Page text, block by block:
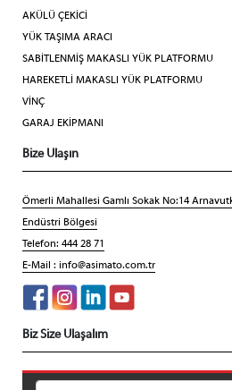
AKÜLÜ ÇEKİCİ
YÜK TAŞIMA ARACI
SABİTLENMİŞ MAKASLI YÜK PLATFORMU
HAREKETLİ MAKASLI YÜK PLATFORMU
VİNÇ
GARAJ EKİPMANI
Bize Ulaşın
Ömerli Mahallesi Gamlı Sokak No:14
Endüstri Bölgesi
Telefon: 444 28 71
E-Mail : info@asimato.com.tr
Biz Size Ulaşalım